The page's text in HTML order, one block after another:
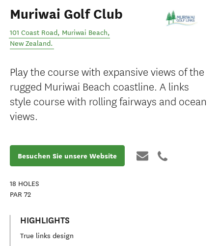
Muriwai Golf Club
101 Coast Road, Muriwai Beach,
New Zealand.
Play the course with expansive views of the
rugged Muriwai Beach coastline. A links
style course with rolling fairways and ocean
views.
Besuchen Sie unsere Website
18 HOLES
PAR 72
HIGHLIGHTS
True links design